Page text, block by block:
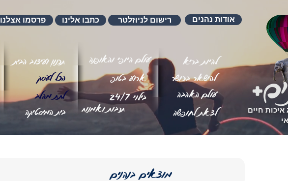
בית המיסטיקה
תכנון ועיצוב הבית
לתת מהלב
עולם היופי והאופנה
בילוי 24/7
ארוע בטופ
תרבות ואמנות
עולם האהבה
לצאת לחופשה
להיות בריא
להישאר בכושר
הכל לעסק
פרסמו אצלנו כתבו אלינו רישום לניוזלטר אודות נהנים